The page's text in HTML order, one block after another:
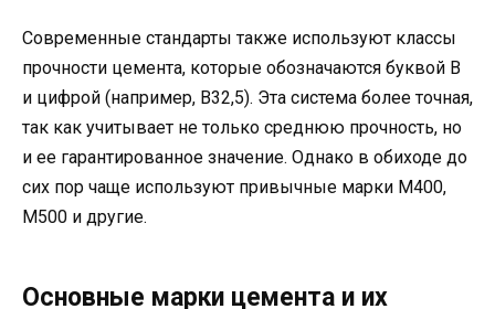
Современные стандарты также используют классы
прочности цемента, которые обозначаются буквой В
и цифрой (например, В32,5). Эта система более точная,
так как учитывает не только среднюю прочность, но
и ее гарантированное значение. Однако в обиходе до
сих пор чаще используют привычные марки М400,
М500 и другие.
Основные марки цемента и их